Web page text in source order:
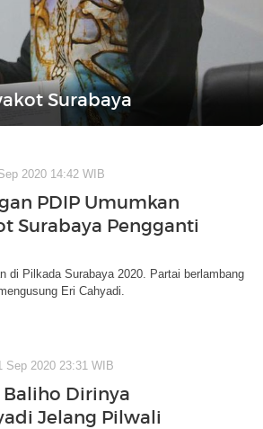
Surabaya
2020 14:42 WIB
PDIP Umumkan
Surabaya Pengganti
di Pilkada Surabaya 2020. Partai berlambang
Eri Cahyadi.
Sep 2020 23:31 WIB
Baliho Dirinya
Jelang Pilwali